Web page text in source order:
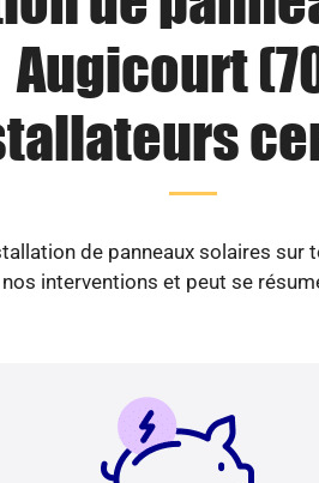
Augicourt
de panneaux solaires
nos interventions et peut se